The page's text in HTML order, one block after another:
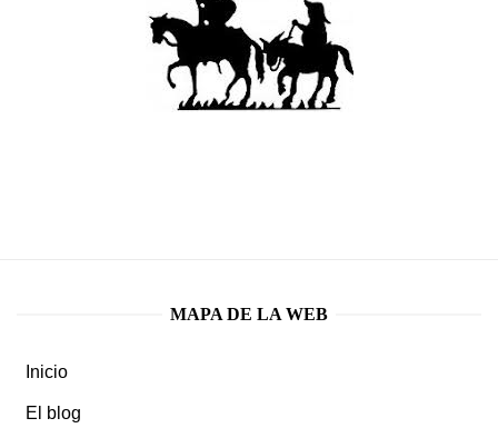
MAPA DE LA WEB
Inicio
El blog